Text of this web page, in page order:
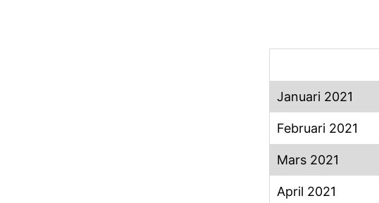
Januari 2021
Februari 2021
Mars 2021
April 2021